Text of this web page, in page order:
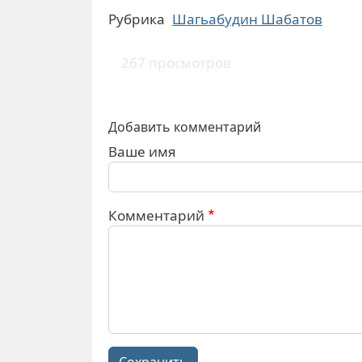
Рубрика Шагьабудин Шабатов
267 просмотров
Добавить комментарий
Ваше имя
Комментарий